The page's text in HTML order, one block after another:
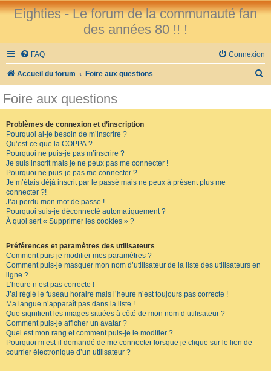
Eighties - Le forum de la communauté fan
des années 80 !! !
FAQ Connexion
Accueil du forum Foire aux questions
Foire aux questions
Problèmes de connexion et d’inscription
Pourquoi ai-je besoin de m’inscrire ?
Qu’est-ce que la COPPA ?
Pourquoi ne puis-je pas m’inscrire ?
Je suis inscrit mais je ne peux pas me connecter !
Pourquoi ne puis-je pas me connecter ?
Je m’étais déjà inscrit par le passé mais ne peux à présent plus me
connecter ?!
J’ai perdu mon mot de passe !
Pourquoi suis-je déconnecté automatiquement ?
À quoi sert « Supprimer les cookies » ?
Préférences et paramètres des utilisateurs
Comment puis-je modifier mes paramètres ?
Comment puis-je masquer mon nom d’utilisateur de la liste des utilisateurs en
ligne ?
L’heure n’est pas correcte !
J’ai réglé le fuseau horaire mais l’heure n’est toujours pas correcte !
Ma langue n’apparaît pas dans la liste !
Que signifient les images situées à côté de mon nom d’utilisateur ?
Comment puis-je afficher un avatar ?
Quel est mon rang et comment puis-je le modifier ?
Pourquoi m’est-il demandé de me connecter lorsque je clique sur le lien de
courrier électronique d’un utilisateur ?